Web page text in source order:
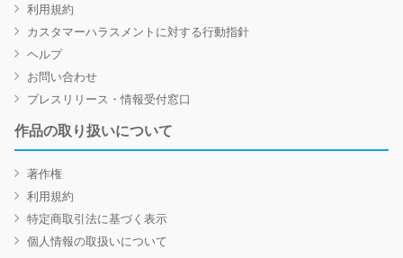
利用規約
カスタマーハラスメントに対する行動指針
ヘルプ
お問い合わせ
プレスリリース・情報受付窓口
作品の取り扱いについて
著作権
利用規約
特定商取引法に基づく表示
個人情報の取扱いについて